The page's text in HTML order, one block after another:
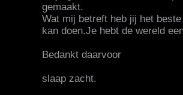
gemaakt.
Wat mij betreft heb jij het
kan doen.Je hebt de wereld
Bedankt daarvoor
slaap zacht.